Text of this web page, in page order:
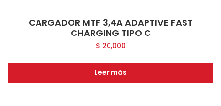
CARGADOR MTF 3,4A ADAPTIVE FAST
CHARGING TIPO C
$ 20,000
Leer más